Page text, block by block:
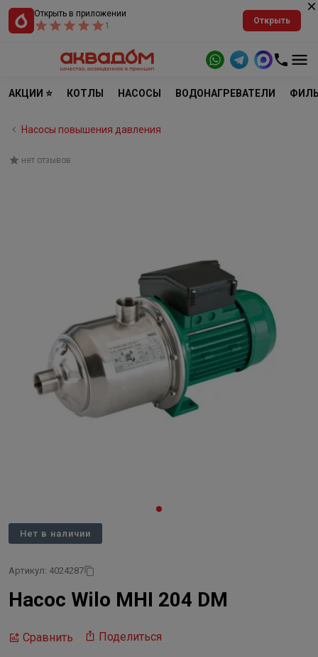
Открыть в приложении
1
Открыть
АКЦИИ ⭐ КОТЛЫ НАСОСЫ ВОДОНАГРЕВАТЕЛИ
Насосы повышения давления
нет отзывов
Нет в наличии
Артикул: 4024287
Насос Wilo MHI 204 DM
Сравнить Поделиться